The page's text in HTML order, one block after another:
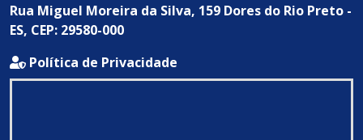
Rua Miguel Moreira da Silva, 159 Dores do Rio Preto -
ES, CEP: 29580-000
Política de Privacidade